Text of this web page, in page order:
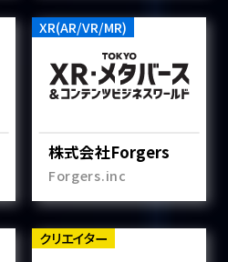
XR(AR/VR/MR)
株式会社Forgers
Forgers.inc
クリエイター